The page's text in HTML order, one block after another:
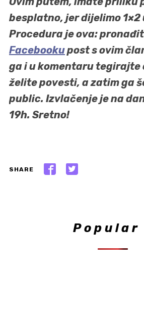
besplatno, jer dijelimo 1×2
Procedura je ova:
Facebookupost s ovim
ga i u komentaru tegirajte
želite povesti, a zatim ga
public. Izvlačenje je na
19h. Sretno!
SHARE
Popular